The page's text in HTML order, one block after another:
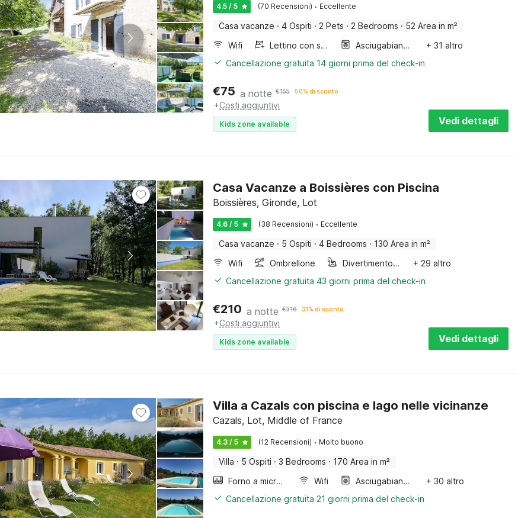
4.5 / 5 (70 Recensioni) · Eccellente
Casa vacanze · 4 Ospiti · 2 Pets · 2 Bedrooms · 52 Area in m²
Wifi
Lettino con sponde Asciugabiancheria
+ 31 altro
Cancellazione gratuita 14 giorni prima del check-in
€75 a notte €155 50% di sconto
+Costi aggiuntivi
Kids zone available Vedi dettagli
Casa Vacanze a Boissières con Piscina
Boissières, Gironde, Lot
4.6 / 5 (38 Recensioni) · Eccellente
Casa vacanze · 5 Ospiti · 4 Bedrooms · 130 Area in m²
Wifi
Ombrellone Divertimento per bambini
+ 29 altro
Cancellazione gratuita 43 giorni prima del check-in
€210 a notte €316 31% di sconto
+Costi aggiuntivi
Kids zone available Vedi dettagli
Villa a Cazals con piscina e lago nelle vicinanze
Cazals, Lot, Middle of France
4.3 / 5 (12 Recensioni) · Molto buono
Villa · 5 Ospiti · 3 Bedrooms · 170 Area in m²
Forno a microonde combinato
Wifi Asciugabiancheria
+ 30 altro
Cancellazione gratuita 21 giorni prima del check-in